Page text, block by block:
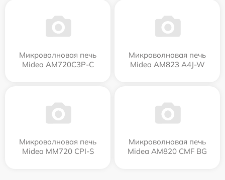
Микроволновая печь
Midea AM720C3P-C
Микроволновая печь
Midea AM823 A4J-W
Микроволновая печь
Midea MM720 CPI-S
Микроволновая печь
Midea AM820 CMF BG